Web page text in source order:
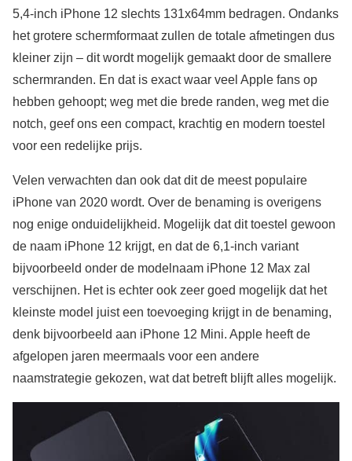
5,4-inch iPhone 12 slechts 131x64mm bedragen. Ondanks
het grotere schermformaat zullen de totale afmetingen dus
kleiner zijn – dit wordt mogelijk gemaakt door de smallere
schermranden. En dat is exact waar veel Apple fans op
hebben gehoopt; weg met die brede randen, weg met die
notch, geef ons een compact, krachtig en modern toestel
voor een redelijke prijs.
Velen verwachten dan ook dat dit de meest populaire
iPhone van 2020 wordt. Over de benaming is overigens
nog enige onduidelijkheid. Mogelijk dat dit toestel gewoon
de naam iPhone 12 krijgt, en dat de 6,1-inch variant
bijvoorbeeld onder de modelnaam iPhone 12 Max zal
verschijnen. Het is echter ook zeer goed mogelijk dat het
kleinste model juist een toevoeging krijgt in de benaming,
denk bijvoorbeeld aan iPhone 12 Mini. Apple heeft de
afgelopen jaren meermaals voor een andere
naamstrategie gekozen, wat dat betreft blijft alles mogelijk.